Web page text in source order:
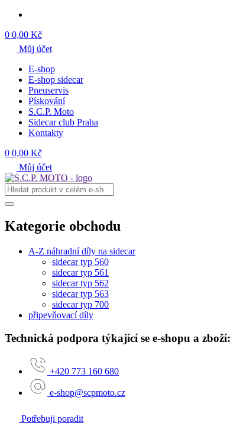
0 0,00 Kč
Můj účet
E-shop
E-shop sidecar
Pneuservis
Pískování
S.C.P. Moto
Sidecar club Praha
Kontakty
0 0,00 Kč
Můj účet
Kategorie obchodu
A-Z náhradní díly na sidecar
sidecar typ 560
sidecar typ 561
sidecar typ 562
sidecar typ 563
sidecar typ 700
připevňovací díly
Technická podpora týkající se e-shopu a zboží:
+420 773 160 680
e-shop@scpmoto.cz
Potřebuji poradit